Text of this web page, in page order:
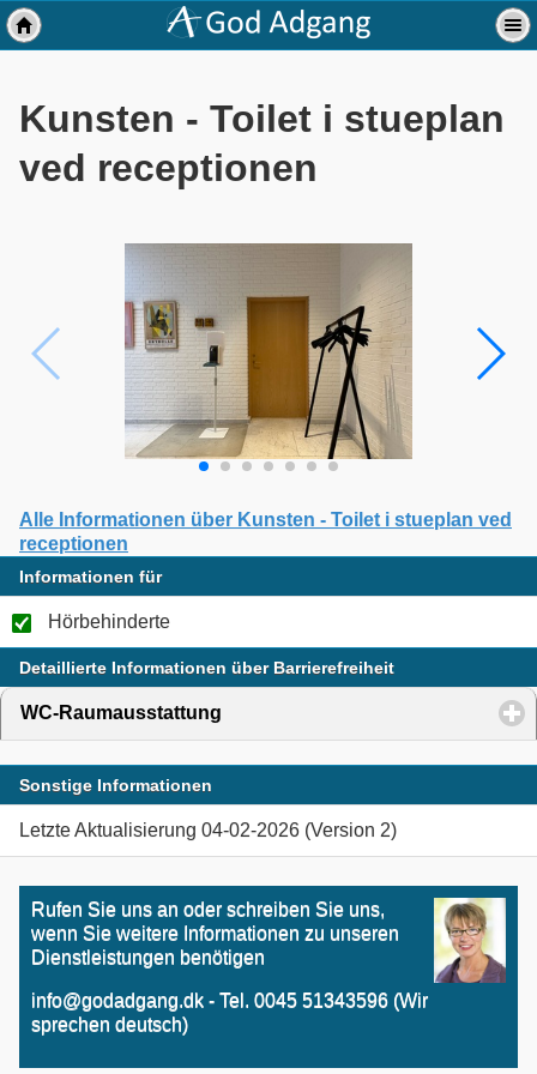
Kunsten - Toilet i stueplan
ved receptionen
Alle Informationen über Kunsten - Toilet i stueplan ved
receptionen
Informationen für
Hörbehinderte
Detaillierte Informationen über Barrierefreiheit
WC-Raumausstattung
Sonstige Informationen
Letzte Aktualisierung 04-02-2026 (Version 2)
Rufen Sie uns an oder schreiben Sie uns,
wenn Sie weitere Informationen zu unseren
Dienstleistungen benötigen
info@godadgang.dk - Tel. 0045 51343596 (Wir
sprechen deutsch)